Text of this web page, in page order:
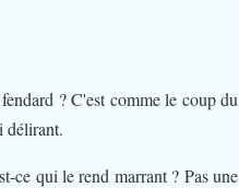
? C'est comme le coup du
délirant.
ce qui le rend marrant ? Pas une